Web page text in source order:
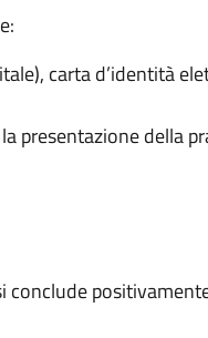
carta d’identità
presentazione della